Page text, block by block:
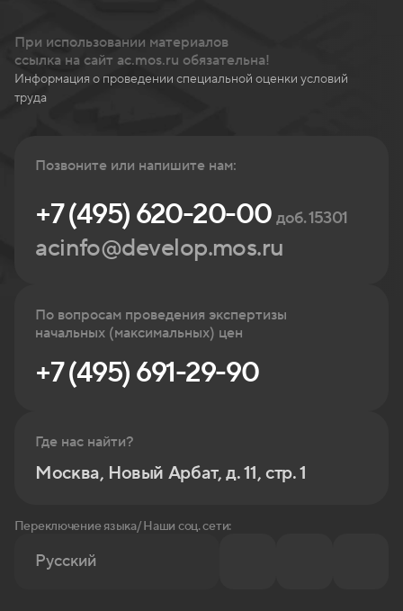
При использовании материалов
ссылка на сайт ac.mos.ru обязательна!
Информация о проведении специальной оценки условий
труда
Позвоните или напишите нам:
+7 (495) 620-20-00доб. 15301
acinfo@develop.mos.ru
По вопросам проведения экспертизы
начальных (максимальных) цен
+7 (495) 691-29-90
Где нас найти?
Москва, Новый Арбат, д. 11, стр. 1
Переключение языка/ Наши соц. сети:
Русский